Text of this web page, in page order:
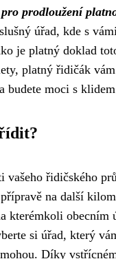
prodloužení
úřad, kde s
je platný doklad
platný řidičák
budete moci s
vašeho řidičského
na další
kterémkoli obecním
si úřad, který
Díky